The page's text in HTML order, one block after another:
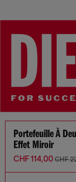
Portefeuille À
Effet Miroir
CHF 114,00CHF